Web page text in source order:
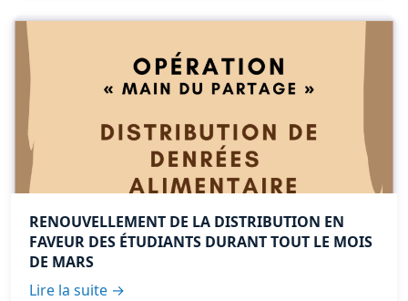
RENOUVELLEMENT DE LA DISTRIBUTION EN
FAVEUR DES ÉTUDIANTS DURANT TOUT LE MOIS
DE MARS
Lire la suite →